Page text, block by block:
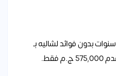
مقدم 5% وتقسيط حتى 8 سنوات بدون فوائد لشاليه بـ